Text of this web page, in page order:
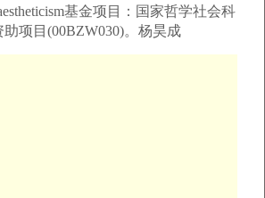
基金项目：国家哲学社会科
项目(00BZW030)。杨昊成